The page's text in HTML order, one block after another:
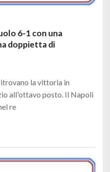
6-1 con una
doppietta di
la vittoria in
all'ottavo posto. Il Napoli
re